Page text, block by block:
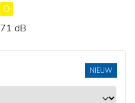
D
71 dB
NIEUW